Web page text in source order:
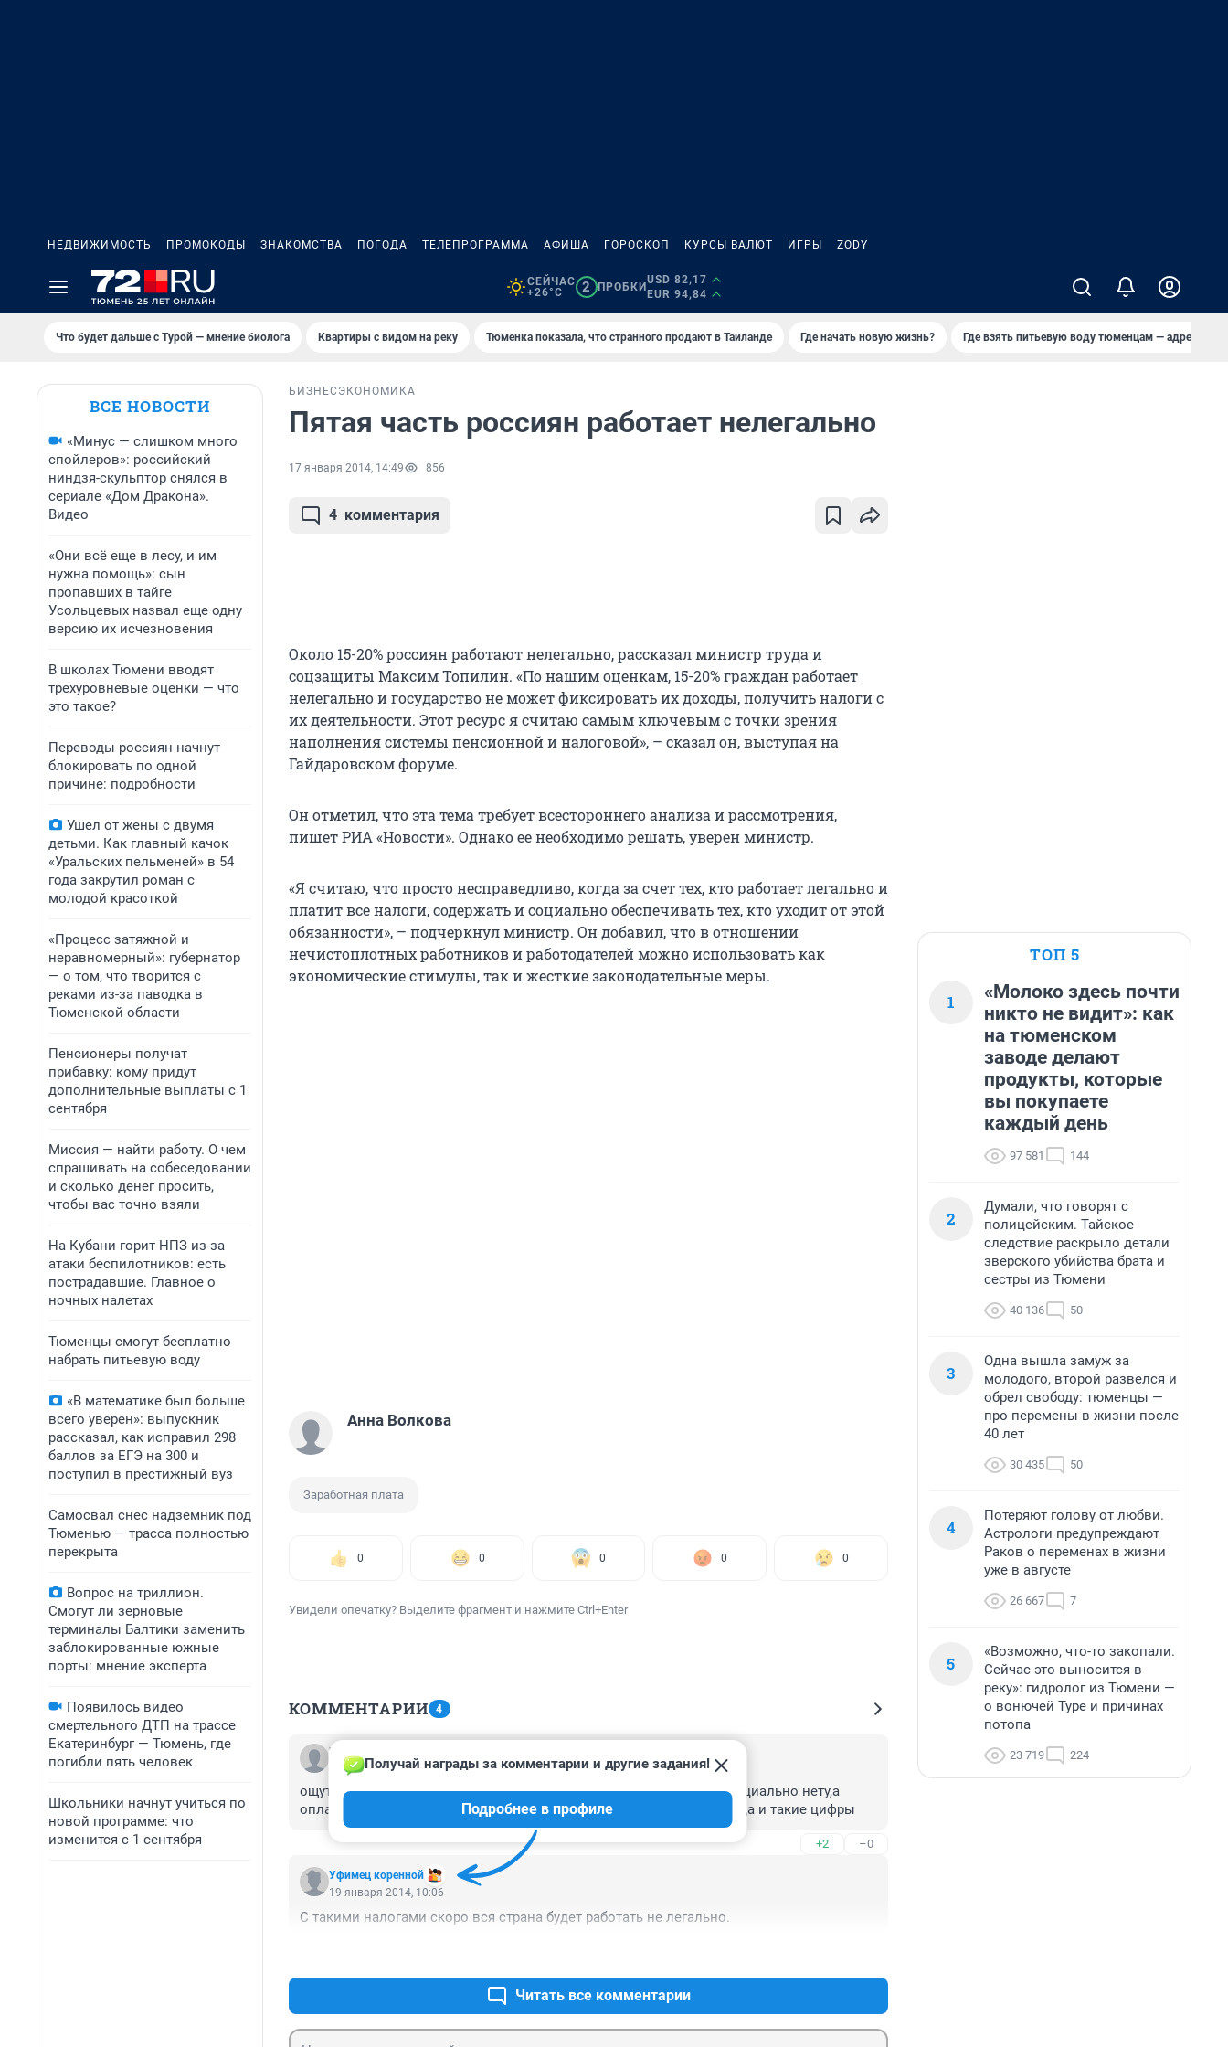
НЕДВИЖИМОСТЬ ПРОМОКОДЫ ЗНАКОМСТВА ПОГОДА ТЕЛЕПРОГРАММА АФИША ГОРОСКОП КУРСЫ ВАЛЮТ ИГРЫ ZODY
СЕЙЧАС
+26°C
2 ПРОБКИ
USD 82,17
EUR 94,84
Что будет дальше с Турой — мнение биолога Квартиры с видом на реку Тюменка показала, что странного продают в Таиланде Где начать новую жизнь? Где взять питьевую воду тюменцам — адреса
ВСЕ НОВОСТИ
«Минус — слишком много
спойлеров»: российский
ниндзя-скульптор снялся в
сериале «Дом Дракона».
Видео
«Они всё еще в лесу, и им
нужна помощь»: сын
пропавших в тайге
Усольцевых назвал еще одну
версию их исчезновения
В школах Тюмени вводят
трехуровневые оценки — что
это такое?
Переводы россиян начнут
блокировать по одной
причине: подробности
Ушел от жены с двумя
детьми. Как главный качок
«Уральских пельменей» в 54
года закрутил роман с
молодой красоткой
«Процесс затяжной и
неравномерный»: губернатор
— о том, что творится с
реками из-за паводка в
Тюменской области
Пенсионеры получат
прибавку: кому придут
дополнительные выплаты с 1
сентября
Миссия — найти работу. О чем
спрашивать на собеседовании
и сколько денег просить,
чтобы вас точно взяли
На Кубани горит НПЗ из-за
атаки беспилотников: есть
пострадавшие. Главное о
ночных налетах
Тюменцы смогут бесплатно
набрать питьевую воду
«В математике был больше
всего уверен»: выпускник
рассказал, как исправил 298
баллов за ЕГЭ на 300 и
поступил в престижный вуз
Самосвал снес надземник под
Тюменью — трасса полностью
перекрыта
Вопрос на триллион.
Смогут ли зерновые
терминалы Балтики заменить
заблокированные южные
порты: мнение эксперта
Появилось видео
смертельного ДТП на трассе
Екатеринбург — Тюмень, где
погибли пять человек
Школьники начнут учиться по
новой программе: что
изменится с 1 сентября
БИЗНЕС ЭКОНОМИКА
Пятая часть россиян работает нелегально
17 января 2014, 14:49 856
4 комментария
Около 15-20% россиян работают нелегально, рассказал министр труда и
соцзащиты Максим Топилин. «По нашим оценкам, 15-20% граждан работает
нелегально и государство не может фиксировать их доходы, получить налоги с
их деятельности. Этот ресурс я считаю самым ключевым с точки зрения
наполнения системы пенсионной и налоговой», – сказал он, выступая на
Гайдаровском форуме.
Он отметил, что эта тема требует всестороннего анализа и рассмотрения,
пишет РИА «Новости». Однако ее необходимо решать, уверен министр.
«Я считаю, что просто несправедливо, когда за счет тех, кто работает легально и
платит все налоги, содержать и социально обеспечивать тех, кто уходит от этой
обязанности», – подчеркнул министр. Он добавил, что в отношении
нечистоплотных работников и работодателей можно использовать как
экономические стимулы, так и жесткие законодательные меры.
Анна Волкова
Заработная плата
0 0 0 0 0
Увидели опечатку? Выделите фрагмент и нажмите Ctrl+Enter
КОММЕНТАРИИ 4
Гость
21 января 2014, 06:33
ощутимой выгоды(кроме сказок о пенсии) и стимула работать официально нету,а
оплачивать вилы на побережье депутатам не все согласны... отсюда и такие цифры
+2 –0
Уфимец коренной
Получай награды за комментарии и другие задания!
Подробнее в профиле
19 января 2014, 10:06
С такими налогами скоро вся страна будет работать не легально.
Читать все комментарии
ТОП 5
1
«Молоко здесь почти
никто не видит»: как
на тюменском
заводе делают
продукты, которые
вы покупаете
каждый день
97 581 144
2
Думали, что говорят с
полицейским. Тайское
следствие раскрыло детали
зверского убийства брата и
сестры из Тюмени
40 136 50
3
Одна вышла замуж за
молодого, второй развелся и
обрел свободу: тюменцы —
про перемены в жизни после
40 лет
30 435 50
4
Потеряют голову от любви.
Астрологи предупреждают
Раков о переменах в жизни
уже в августе
26 667 7
5
«Возможно, что-то закопали.
Сейчас это выносится в
реку»: гидролог из Тюмени —
о вонючей Туре и причинах
потопа
23 719 224